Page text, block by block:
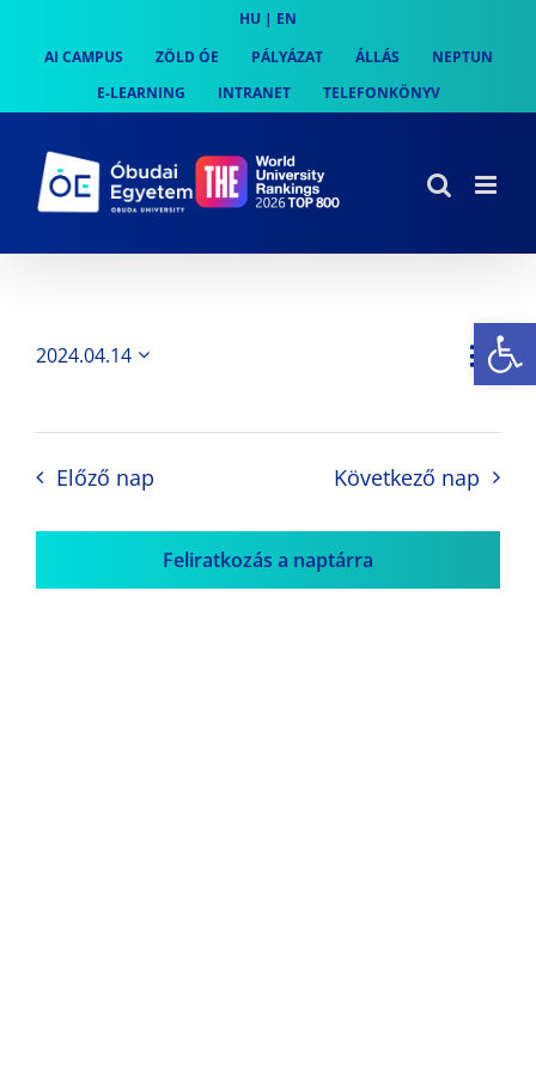
content
HU | EN
AI CAMPUS
ZÖLD ÓE PÁLYÁZAT ÁLLÁS
NEPTUN
E-LEARNING
INTRANET TELEFONKÖNYV
Nap
2024.04.14
Előző nap Következő nap
Feliratkozás a naptárra